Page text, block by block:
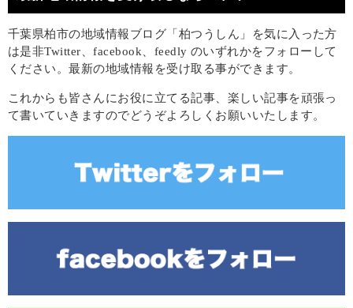
千葉県柏市の地域情報ブログ「柏つうしん」を気に入った方
は是非Twitter、facebook、feedly のいずれかをフォローして
ください。最新の地域情報を受け取る事ができます。
これからも皆さんにお役に立てる記事、楽しい記事を頑張っ
て書いていきますのでどうぞよろしくお願いいたします。